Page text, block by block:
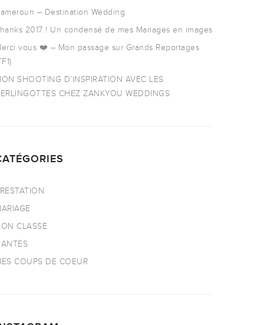
– Destination Wedding
2017 ! Un condensé de mes Mariages en images
vous ❤️ – Mon passage sur Grands Reportages
SHOOTING D’INSPIRATION AVEC LES
CHEZ ZANKYOU WEDDINGS
CLASSE
COUPS DE COEUR